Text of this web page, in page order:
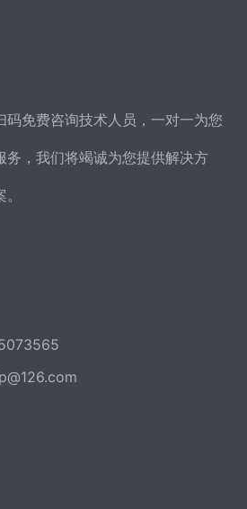
码免费咨询技术人员，一对一为您
务，我们将竭诚为您提供解决方
。